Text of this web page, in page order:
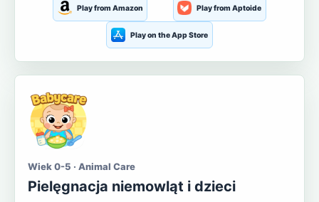
Play from Amazon Play from Aptoide
Play on the App Store
Wiek 0-5 · Animal Care
Pielęgnacja niemowląt i dzieci